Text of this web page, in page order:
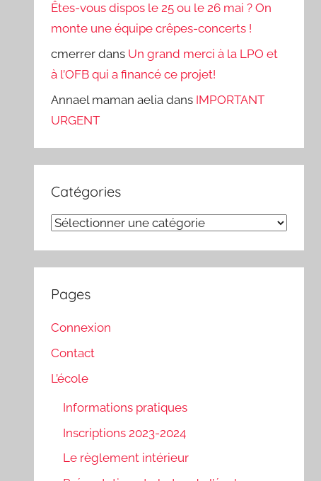
Êtes-vous dispos le 25 ou le 26 mai ? On
monte une équipe crêpes-concerts !
cmerrer dans Un grand merci à la LPO et
à l’OFB qui a financé ce projet!
Annael maman aelia dans IMPORTANT
URGENT
Catégories
Catégories
Pages
Connexion
Contact
L’école
Informations pratiques
Inscriptions 2023-2024
Le règlement intérieur